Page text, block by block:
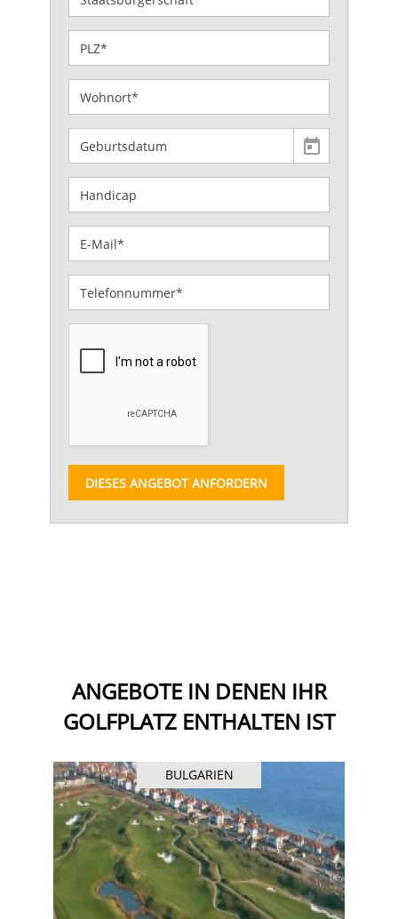
DIESES ANGEBOT ANFORDERN
ANGEBOTE IN DENEN IHR
GOLFPLATZ ENTHALTEN IST
BULGARIEN